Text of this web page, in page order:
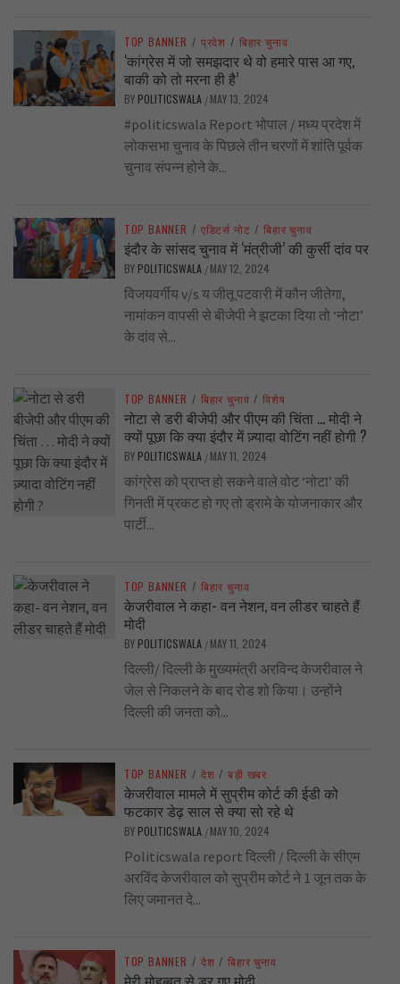
TOP BANNER / प्रदेश / बिहार चुनाव
‘कांग्रेस में जो समझदार थे वो हमारे पास आ गए,
बाकी को तो मरना ही है’
BY POLITICSWALA / MAY 13, 2024
#politicswala Report भोपाल / मध्य प्रदेश में
लोकसभा चुनाव के पिछले तीन चरणों में शांति पूर्वक
चुनाव संपन्न होने के...
TOP BANNER / एडिटर्स नोट / बिहार चुनाव
इंदौर के सांसद चुनाव में ‘मंत्रीजी’ की कुर्सी दांव पर
BY POLITICSWALA / MAY 12, 2024
विजयवर्गीय v/s य जीतू पटवारी में कौन जीतेगा,
नामांकन वापसी से बीजेपी ने झटका दिया तो ‘नोटा’
के दांव से...
TOP BANNER / बिहार चुनाव / विशेष
नोटा से डरी बीजेपी और पीएम की चिंता … मोदी ने
क्यों पूछा कि क्या इंदौर में ज़्यादा वोटिंग नहीं होगी ?
BY POLITICSWALA / MAY 11, 2024
कांग्रेस को प्राप्त हो सकने वाले वोट ‘नोटा’ की
गिनती में प्रकट हो गए तो ड्रामे के योजनाकार और
पार्टी...
TOP BANNER / बिहार चुनाव
केजरीवाल ने कहा- वन नेशन, वन लीडर चाहते हैं
मोदी
BY POLITICSWALA / MAY 11, 2024
दिल्ली/ दिल्ली के मुख्यमंत्री अरविन्द केजरीवाल ने
जेल से निकलने के बाद रोड शो किया। उन्होंने
दिल्ली की जनता को...
TOP BANNER / देश / बड़ी खबर
केजरीवाल मामले में सुप्रीम कोर्ट की ईडी को
फटकार डेढ़ साल से क्या सो रहे थे
BY POLITICSWALA / MAY 10, 2024
Politicswala report दिल्ली / दिल्ली के सीएम
अरविंद केजरीवाल को सुप्रीम कोर्ट ने 1 जून तक के
लिए जमानत दे...
TOP BANNER / देश / बिहार चुनाव